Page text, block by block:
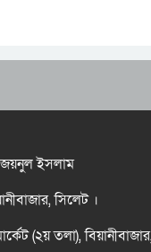
জয়নুল ইসলাম
সিলেট ।
(২য় তলা),